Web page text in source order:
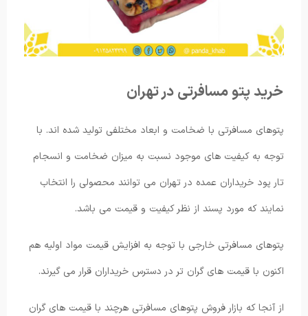
خرید پتو مسافرتی در تهران
پتوهای مسافرتی با ضخامت و ابعاد مختلفی تولید شده اند. با
توجه به کیفیت های موجود نسبت به میزان ضخامت و انسجام
تار پود خریداران عمده در تهران می توانند محصولی را انتخاب
نمایند که مورد پسند از نظر کیفیت و قیمت می باشد.
پتوهای مسافرتی خارجی با توجه به افزایش قیمت مواد اولیه هم
اکنون با قیمت های گران تر در دسترس خریداران قرار می گیرند.
از آنجا که بازار فروش پتوهای مسافرتی هرچند با قیمت های گران